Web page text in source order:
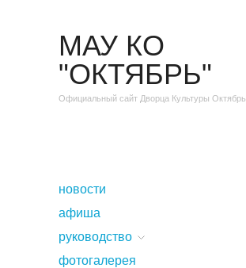
МАУ КО
"ОКТЯБРЬ"
Официальный сайт Дворца Культуры Октябрь
новости
афиша
руководство
фотогалерея